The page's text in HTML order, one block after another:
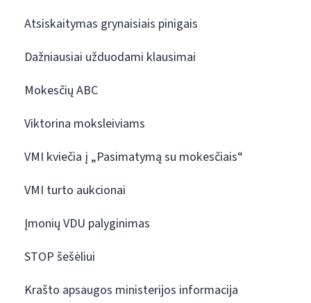
Atsiskaitymas grynaisiais pinigais
Dažniausiai užduodami klausimai
Mokesčių ABC
Viktorina moksleiviams
VMI kviečia į „Pasimatymą su mokesčiais“
VMI turto aukcionai
Įmonių VDU palyginimas
STOP šešėliui
Krašto apsaugos ministerijos informacija